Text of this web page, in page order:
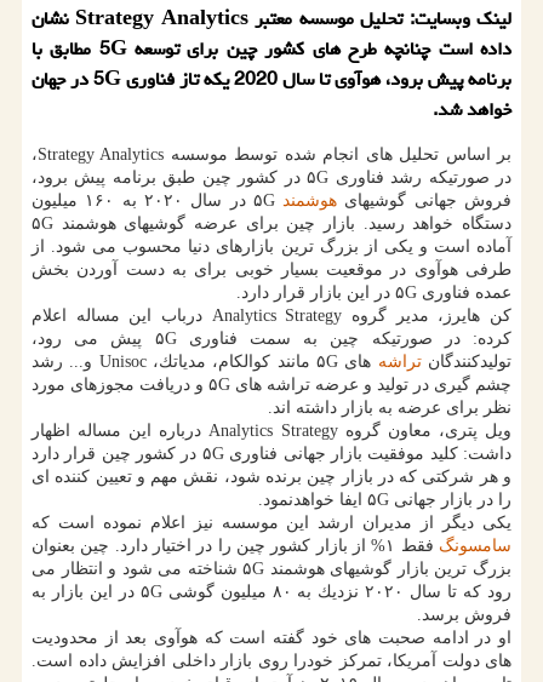
لینك وبسایت: تحلیل موسسه معتبر Strategy Analytics نشان
داده است چنانچه طرح های كشور چین برای توسعه 5G مطابق با
برنامه پیش برود، هوآوی تا سال 2020 یكه تاز فناوری 5G در جهان
خواهد شد.
بر اساس تحلیل های انجام شده توسط موسسه Strategy Analytics،
در صورتیكه رشد فناوری ۵G در كشور چین طبق برنامه پیش برود،
فروش جهانی گوشیهای هوشمند
۵G در سال ۲۰۲۰ به ۱۶۰ میلیون
دستگاه خواهد رسید. بازار چین برای عرضه گوشیهای هوشمند ۵G
آماده است و یكی از بزرگ ترین بازارهای دنیا محسوب می شود. از
طرفی هوآوی در موقعیت بسیار خوبی برای به دست آوردن بخش
عمده فناوری ۵G در این بازار قرار دارد.
كن هایرز، مدیر گروه Analytics Strategy درباب این مساله اعلام
كرده: در صورتیكه چین به سمت فناوری ۵G پیش می رود،
تولیدكنندگانتراشه
های ۵G مانند كوالكام، مدیاتك، Unisoc و... رشد
چشم گیری در تولید و عرضه تراشه های ۵G و دریافت مجوزهای مورد
نظر برای عرضه به بازار داشته اند.
ویل پتری، معاون گروه Analytics Strategy درباره این مساله اظهار
داشت: كلید موفقیت بازار جهانی فناوری ۵G در كشور چین قرار دارد
و هر شركتی كه در بازار چین برنده شود، نقش مهم و تعیین كننده ای
را در بازار جهانی ۵G ایفا خواهدنمود.
یكی دیگر از مدیران ارشد این موسسه نیز اعلام نموده است كه
سامسونگ
فقط ۱% از بازار كشور چین را در اختیار دارد. چین بعنوان
بزرگ ترین بازار گوشیهای هوشمند ۵G شناخته می شود و انتظار می
رود كه تا سال ۲۰۲۰ نزدیك به ۸۰ میلیون گوشی ۵G در این بازار به
فروش برسد.
او در ادامه صحبت های خود گفته است كه هوآوی بعد از محدودیت
های دولت آمریكا، تمركز خودرا روی بازار داخلی افزایش داده است.